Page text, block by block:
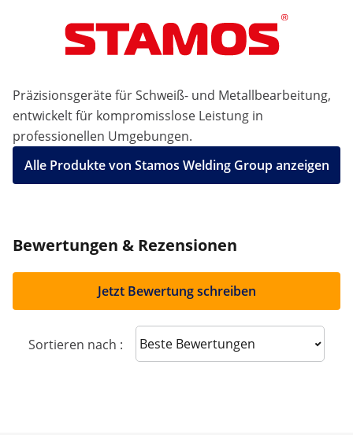
Präzisionsgeräte für Schweiß- und Metallbearbeitung,
entwickelt für kompromisslose Leistung in
professionellen Umgebungen.
Alle Produkte von Stamos Welding Group anzeigen
Bewertungen & Rezensionen
Jetzt Bewertung schreiben
Sortieren nach : Sort reviews